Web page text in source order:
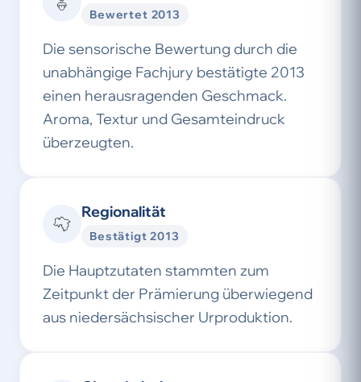
Bewertet 2013
Die sensorische Bewertung durch die
unabhängige Fachjury bestätigte 2013
einen herausragenden Geschmack.
Aroma, Textur und Gesamteindruck
überzeugten.
Regionalität
Bestätigt 2013
Die Hauptzutaten stammten zum
Zeitpunkt der Prämierung überwiegend
aus niedersächsischer Urproduktion.